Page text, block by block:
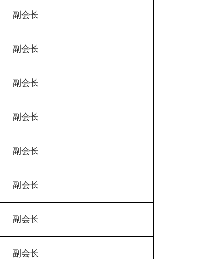
副会长
副会长
副会长
副会长
副会长
副会长
副会长
副会长